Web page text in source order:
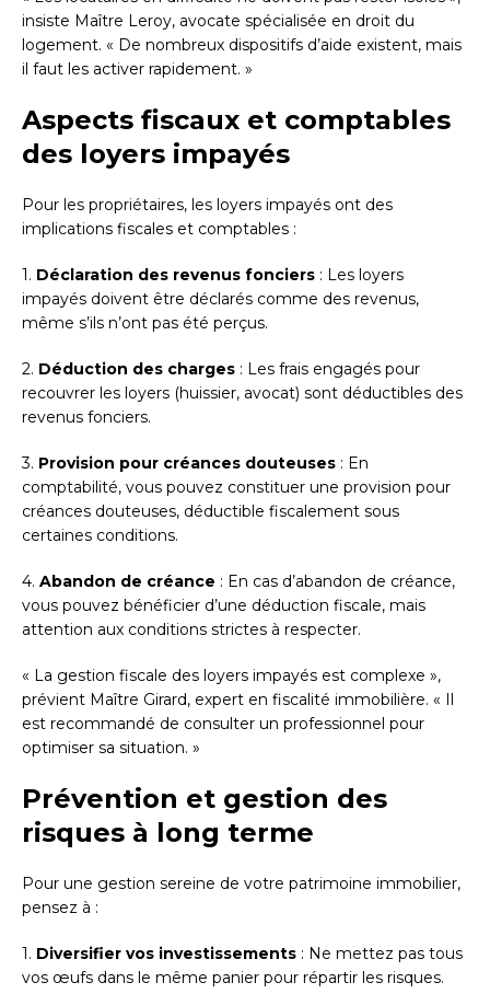
insiste Maître Leroy, avocate spécialisée en droit du
logement. « De nombreux dispositifs d’aide existent, mais
il faut les activer rapidement. »
Aspects fiscaux et comptables
des loyers impayés
Pour les propriétaires, les loyers impayés ont des
implications fiscales et comptables :
1. Déclaration des revenus fonciers : Les loyers
impayés doivent être déclarés comme des revenus,
même s’ils n’ont pas été perçus.
2. Déduction des charges : Les frais engagés pour
recouvrer les loyers (huissier, avocat) sont déductibles des
revenus fonciers.
3. Provision pour créances douteuses : En
comptabilité, vous pouvez constituer une provision pour
créances douteuses, déductible fiscalement sous
certaines conditions.
4. Abandon de créance : En cas d’abandon de créance,
vous pouvez bénéficier d’une déduction fiscale, mais
attention aux conditions strictes à respecter.
« La gestion fiscale des loyers impayés est complexe »,
prévient Maître Girard, expert en fiscalité immobilière. « Il
est recommandé de consulter un professionnel pour
optimiser sa situation. »
Prévention et gestion des
risques à long terme
Pour une gestion sereine de votre patrimoine immobilier,
pensez à :
1. Diversifier vos investissements : Ne mettez pas tous
vos œufs dans le même panier pour répartir les risques.